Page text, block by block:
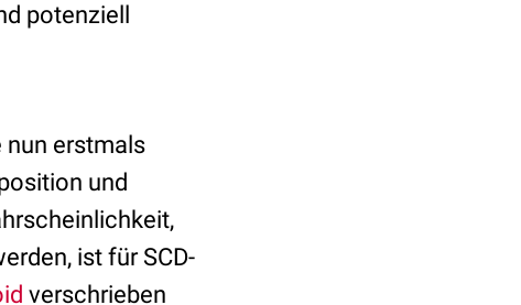
potenziell
nun erstmals
und
ist für SCD-
verschrieben